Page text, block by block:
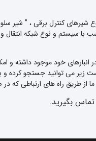
با سیستم و نوع شبکه
خود موجود داشته و
زیر می توانید جستجو
از طریق راه های ارتباطی
تماس بگیرید.